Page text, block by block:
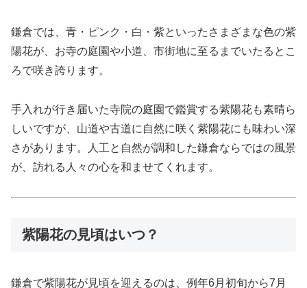
鎌倉では、青・ピンク・白・紫といったさまざまな色の紫
陽花が、お寺の庭園や小道、市街地に至るまでいたるとこ
ろで咲き誇ります。
手入れが行き届いた寺院の庭園で鑑賞する紫陽花も素晴ら
しいですが、山道や古道に自然に咲く紫陽花にも味わい深
さがあります。人工と自然が調和した鎌倉ならではの風景
が、訪れる人々の心を和ませてくれます。
紫陽花の見頃はいつ？
鎌倉で紫陽花が見頃を迎えるのは、例年6月初旬から7月